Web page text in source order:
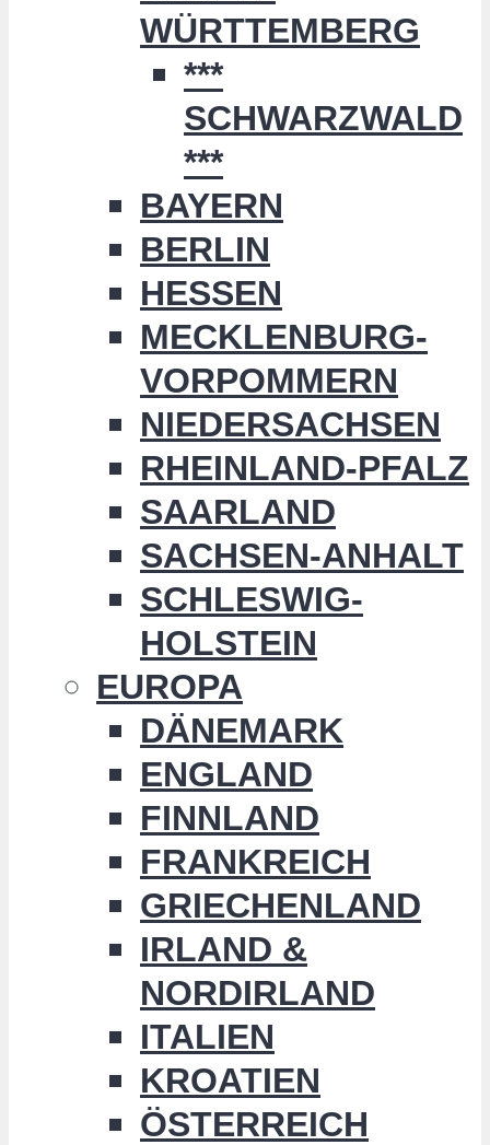
WÜRTTEMBERG
***
SCHWARZWALD
***
BAYERN
BERLIN
HESSEN
MECKLENBURG-
VORPOMMERN
NIEDERSACHSEN
RHEINLAND-PFALZ
SAARLAND
SACHSEN-ANHALT
SCHLESWIG-
HOLSTEIN
EUROPA
DÄNEMARK
ENGLAND
FINNLAND
FRANKREICH
GRIECHENLAND
IRLAND &
NORDIRLAND
ITALIEN
KROATIEN
ÖSTERREICH